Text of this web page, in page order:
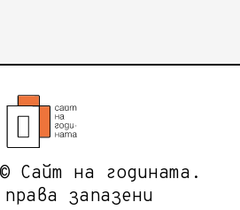
Сайт на годината.
запазени